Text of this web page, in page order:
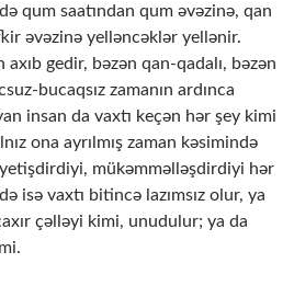
qum saatından qum əvəzinə, qan
əvəzinə yelləncəklər yellənir.
gedir, bəzən qan-qadalı, bəzən
bucaqsız zamanın ardınca
insan da vaxtı keçən hər şey kimi
ona ayrılmış zaman kəsimində
yetişdirdiyi, mükəmməlləşdirdiyi hər
isə vaxtı bitincə lazımsız olur, ya
çəlləyi kimi, unudulur; ya da